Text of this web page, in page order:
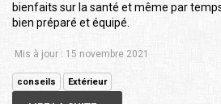
bienfaits sur la santé et même par
bien préparé et équipé.
Mis à jour : 15 novembre 2021
conseils Extérieur